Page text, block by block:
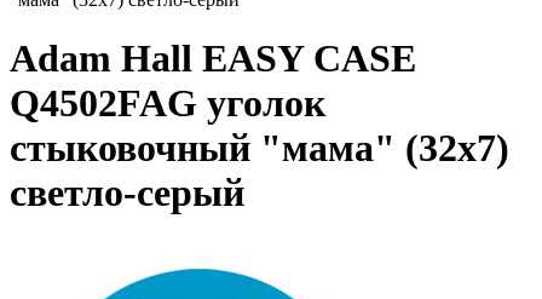
Adam Hall EASY CASE
Q4502FAG уголок
стыковочный "мама" (32х7)
светло-серый